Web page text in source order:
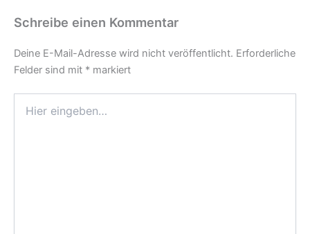
Schreibe einen Kommentar
Deine E-Mail-Adresse wird nicht veröffentlicht. Erforderliche
Felder sind mit * markiert
eingeben…